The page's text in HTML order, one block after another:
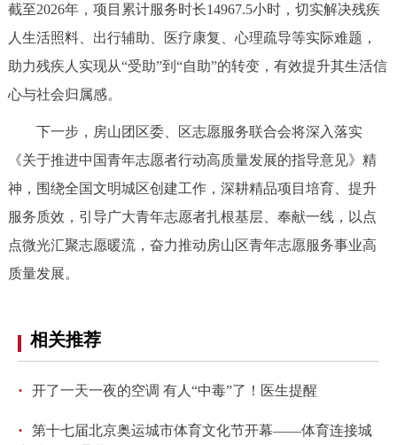
截至2026年，项目累计服务时长14967.5小时，切实解决残疾
人生活照料、出行辅助、医疗康复、心理疏导等实际难题，
助力残疾人实现从“受助”到“自助”的转变，有效提升其生活信
心与社会归属感。
下一步，房山团区委、区志愿服务联合会将深入落实
《关于推进中国青年志愿者行动高质量发展的指导意见》精
神，围绕全国文明城区创建工作，深耕精品项目培育、提升
服务质效，引导广大青年志愿者扎根基层、奉献一线，以点
点微光汇聚志愿暖流，奋力推动房山区青年志愿服务事业高
质量发展。
相关推荐
· 开了一天一夜的空调 有人“中毒”了！医生提醒
·
第十七届北京奥运城市体育文化节开幕——体育连接城